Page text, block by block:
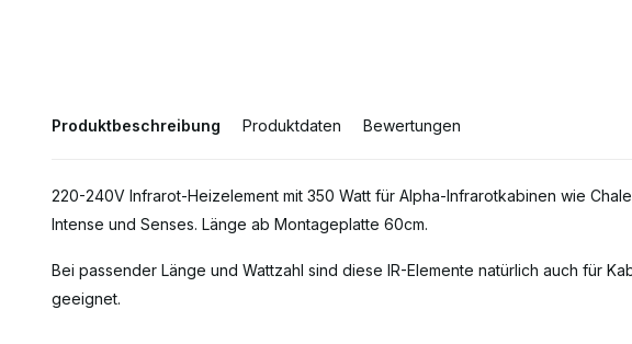
Produktbeschreibung Produktdaten Bewertungen
220-240V Infrarot-Heizelement mit 350 Watt für Alpha-Infrarotkabinen wie
Intense und Senses. Länge ab Montageplatte 60cm.
Bei passender Länge und Wattzahl sind diese IR-Elemente natürlich auch für
geeignet.